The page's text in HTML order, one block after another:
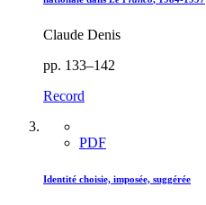
Claude Denis
pp. 133–142
Record
PDF
Identité choisie, imposée, suggérée